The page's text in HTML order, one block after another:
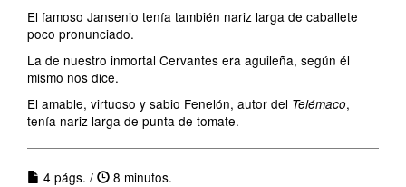
El famoso Jansenio tenía también nariz larga de caballete
poco pronunciado.
La de nuestro inmortal Cervantes era aguileña, según él
mismo nos dice.
El amable, virtuoso y sabio Fenelón, autor del Telémaco,
tenía nariz larga de punta de tomate.
4 págs. /
8 minutos.